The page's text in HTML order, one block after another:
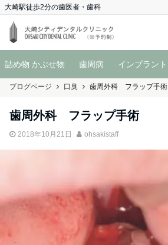
大崎駅徒歩2分の歯医者・歯科
詰め物 かぶせ物 歯周病 インプラント
ブログページ 口臭 歯周外科 フラップ手術
歯周外科 フラップ手術
2018年10月21日 ohsakistaff